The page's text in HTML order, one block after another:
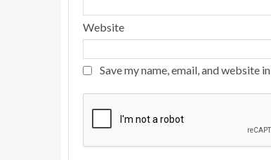
Website
Save my name, email, and website